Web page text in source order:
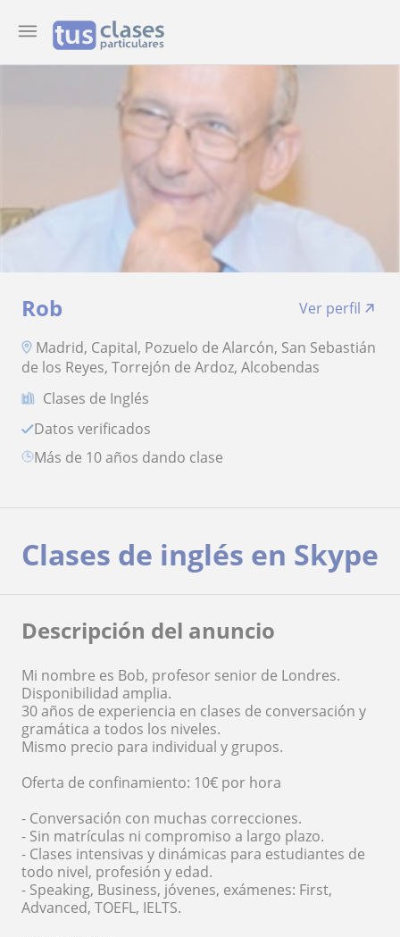
Rob
Ver perfil
Madrid, Capital, Pozuelo de Alarcón, San Sebastián
de los Reyes, Torrejón de Ardoz, Alcobendas
Clases de Inglés
Datos verificados
más de 10 años dando clase
Clases de inglés en Skype
Descripción del anuncio
Mi nombre es Bob, profesor senior de Londres.
Disponibilidad amplia.
30 años de experiencia en clases de conversación y
gramática a todos los niveles.
Mismo precio para individual y grupos.
Oferta de confinamiento: 10€ por hora
- Conversación con muchas correcciones.
- Sin matrículas ni compromiso a largo plazo.
- Clases intensivas y dinámicas para estudiantes de
todo nivel, profesión y edad.
- Speaking, Business, jóvenes, exámenes: First,
Advanced, TOEFL, IELTS.